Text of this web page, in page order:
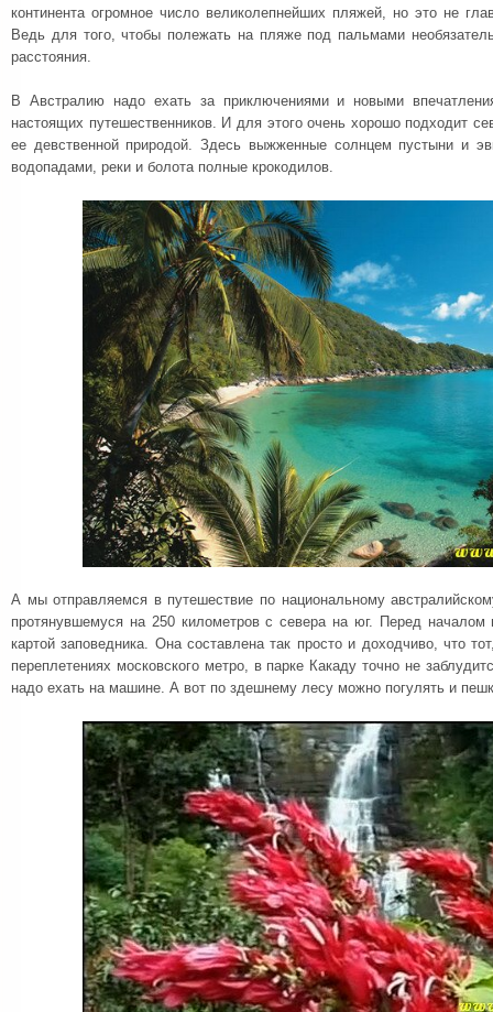
континента огромное число великолепнейших пляжей, но это не
Ведь для того, чтобы полежать на пляже под пальмами
расстояния.
В Австралию надо ехать за приключениями и новыми
настоящих путешественников. И для этого очень хорошо подходит
ее девственной природой. Здесь выжженные солнцем пустыни и
водопадами, реки и болота полные крокодилов.
А мы отправляемся в путешествие по национальному
протянувшемуся на 250 километров с севера на юг. Перед началом
картой заповедника. Она составлена так просто и доходчиво, что
переплетениях московского метро, в парке Какаду точно не
надо ехать на машине. А вот по здешнему лесу можно погулять и